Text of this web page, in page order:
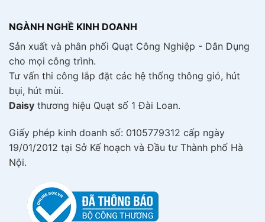
NGÀNH NGHỀ KINH DOANH
Sản xuất và phân phối Quạt Công Nghiệp - Dân Dụng
cho mọi công trình.
Tư vấn thi công lắp đặt các hệ thống thông gió, hút
bụi, hút mùi.
Daisy thương hiệu Quạt số 1 Đài Loan.
Giấy phép kinh doanh số: 0105779312 cấp ngày
19/01/2012 tại Sở Kế hoạch và Đầu tư Thành phố Hà
Nội.